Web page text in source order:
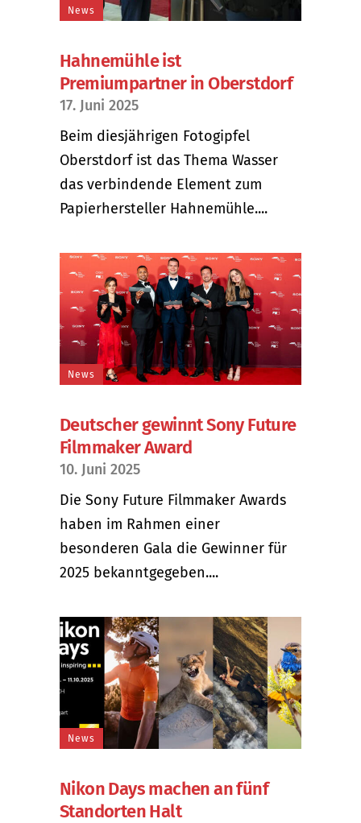
News
Hahnemühle ist
Premiumpartner in Oberstdorf
17. Juni 2025
Beim diesjährigen Fotogipfel
Oberstdorf ist das Thema Wasser
das verbindende Element zum
Papierhersteller Hahnemühle....
News
Deutscher gewinnt Sony Future
Filmmaker Award
10. Juni 2025
Die Sony Future Filmmaker Awards
haben im Rahmen einer
besonderen Gala die Gewinner für
2025 bekanntgegeben....
News
Nikon Days machen an fünf
Standorten Halt